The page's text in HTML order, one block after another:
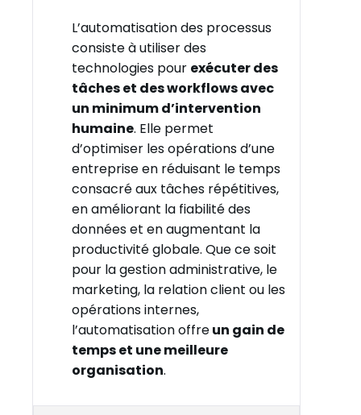
L’automatisation des processus
consiste à utiliser des
technologies pour exécuter des
tâches et des workflows avec
un minimum d’intervention
humaine. Elle permet
d’optimiser les opérations d’une
entreprise en réduisant le temps
consacré aux tâches répétitives,
en améliorant la fiabilité des
données et en augmentant la
productivité globale. Que ce soit
pour la gestion administrative, le
marketing, la relation client ou les
opérations internes,
l’automatisation offreun gain de
temps et une meilleure
organisation.